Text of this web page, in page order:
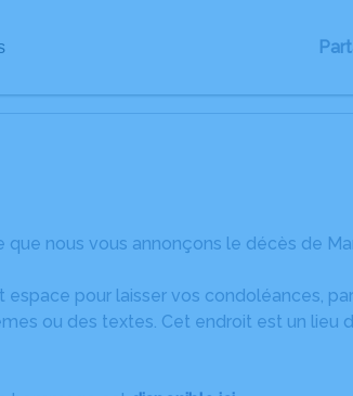
que nous vous annonçons le décès de
espace pour laisser vos condoléances,
ou des textes. Cet endroit est un lieu